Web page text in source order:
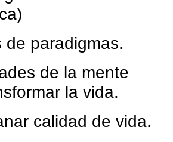
de paradigmas.
de la mente
la vida.
calidad de vida.